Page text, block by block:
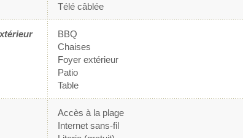
Télé câblée
BBQ
Chaises
Foyer extérieur
Patio
Table
Accès à la plage
Internet sans-fil